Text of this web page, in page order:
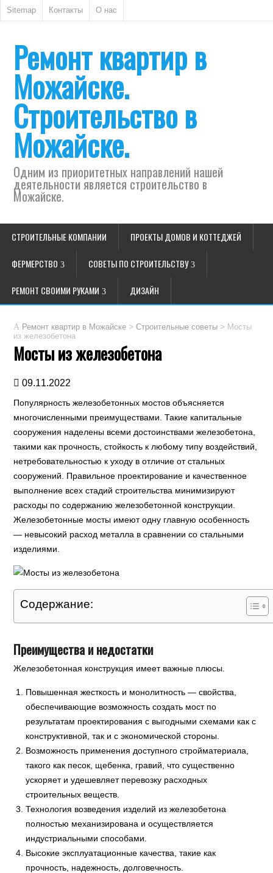
Sitemap Контакты О нас
Ремонт квартир в
Можайске.
Строительство в
Можайске.
Одним из приоритетных направлений нашей
деятельности является строительство в
Можайске.
СТРОИТЕЛЬНЫЕ КОМПАНИИ ПРОЕКТЫ ДОМОВ И КОТТЕДЖЕЙ
ФЕРМЕРСТВО СОВЕТЫ ПО СТРОИТЕЛЬСТВУ
РЕМОНТ СВОИМИ РУКАМИ ДИЗАЙН
Ремонт квартир в Можайске >Строительные советы > Мосты
из железобетона
Мосты из железобетона
09.11.2022
Популярность железобетонных мостов объясняется
многочисленными преимуществами. Такие капитальные
сооружения наделены всеми достоинствами железобетона,
такими как прочность, стойкость к любому типу воздействий,
нетребовательностью к уходу в отличие от стальных
сооружений. Правильное проектирование и качественное
выполнение всех стадий строительства минимизируют
расходы по содержанию железобетонной конструкции.
Железобетонные мосты имеют одну главную особенность
— невысокий расход металла в сравнении со стальными
изделиями.
Содержание:
Преимущества и недостатки
Железобетонная конструкция имеет важные плюсы.
Повышенная жесткость и монолитность — свойства,
обеспечивающие возможность создать мост по
результатам проектирования с выгодными схемами как с
конструктивной, так и с экономической стороны.
Возможность применения доступного стройматериала,
такого как песок, щебенка, гравий, что существенно
ускоряет и удешевляет перевозку расходных
строительных веществ.
Технология возведения изделий из железобетона
полностью механизирована и осуществляется
индустриальными способами.
Высокие эксплуатационные качества, такие как
прочность, надежность, долговечность.